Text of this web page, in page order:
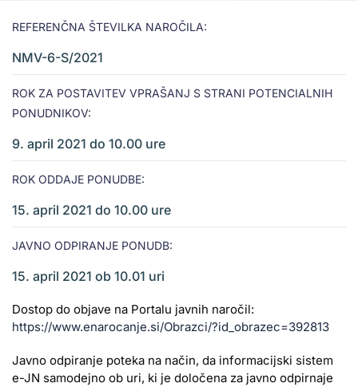
REFERENČNA ŠTEVILKA NAROČILA:
NMV-6-S/2021
ROK ZA POSTAVITEV VPRAŠANJ S STRANI POTENCIALNIH
PONUDNIKOV:
9. april 2021 do 10.00 ure
ROK ODDAJE PONUDBE:
15. april 2021 do 10.00 ure
JAVNO ODPIRANJE PONUDB:
15. april 2021 ob 10.01 uri
Dostop do objave na Portalu javnih naročil:
https://www.enarocanje.si/Obrazci/?id_obrazec=392813
Javno odpiranje poteka na način, da informacijski sistem
e-JN samodejno ob uri, ki je določena za javno odpirnaje